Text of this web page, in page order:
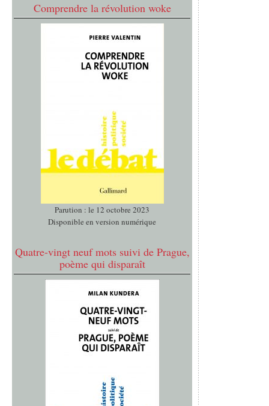
Comprendre la révolution woke
Parution : le 12 octobre 2023
Disponible en version numérique
Quatre-vingt neuf mots suivi de Prague,
poème qui disparaît